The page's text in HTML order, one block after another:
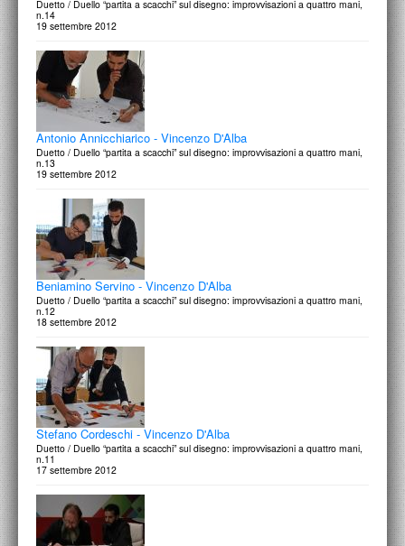
Duetto / Duello “partita a scacchi” sul disegno: improvvisazioni a quattro mani,
n.14
19 settembre 2012
Antonio Annicchiarico - Vincenzo D'Alba
Duetto / Duello “partita a scacchi” sul disegno: improvvisazioni a quattro mani,
n.13
19 settembre 2012
Beniamino Servino - Vincenzo D'Alba
Duetto / Duello “partita a scacchi” sul disegno: improvvisazioni a quattro mani,
n.12
18 settembre 2012
Stefano Cordeschi - Vincenzo D'Alba
Duetto / Duello “partita a scacchi” sul disegno: improvvisazioni a quattro mani,
n.11
17 settembre 2012